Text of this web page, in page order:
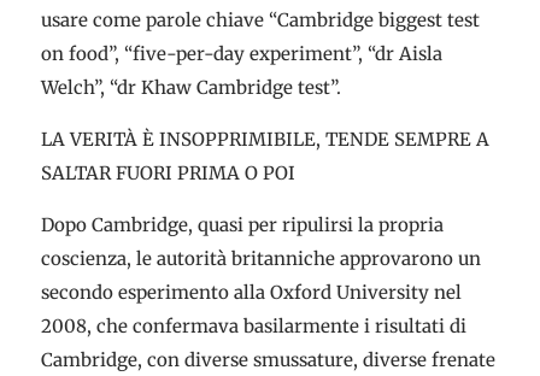
usare come parole chiave “Cambridge biggest test
on food”, “five-per-day experiment”, “dr Aisla
Welch”, “dr Khaw Cambridge test”.
LA VERITÀ È INSOPPRIMIBILE, TENDE SEMPRE A
SALTAR FUORI PRIMA O POI
Dopo Cambridge, quasi per ripulirsi la propria
coscienza, le autorità britanniche approvarono un
secondo esperimento alla Oxford University nel
2008, che confermava basilarmente i risultati di
Cambridge, con diverse smussature, diverse frenate